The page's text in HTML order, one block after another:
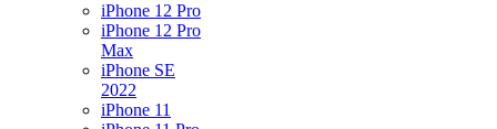
iPhone 12 Pro
iPhone 12 Pro
Max
iPhone SE
2022
iPhone 11